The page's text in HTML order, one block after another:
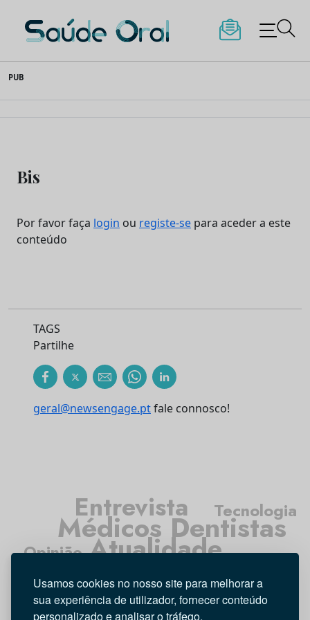
Usamos cookies no nosso site para melhorar a
sua experiência de utilizador, fornecer conteúdo
personalizado e analisar o tráfego.
to
content
Saúde Oral
PUB
Bis
Por favor faça login ou registe-se para aceder a este
conteúdo
TAGS
Partilhe
geral@newsengage.ptfale connosco!
Atualidade
Médicos Dentistas
Entrevista
Opinião
Tecnologia
Investigação